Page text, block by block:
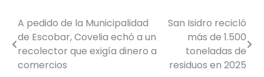
Navegación
de
entradas
A pedido de la Municipalidad
de Escobar, Covelia echó a un
recolector que exigía dinero a
comercios
San Isidro recicló
más de 1.500
toneladas de
residuos en 2025